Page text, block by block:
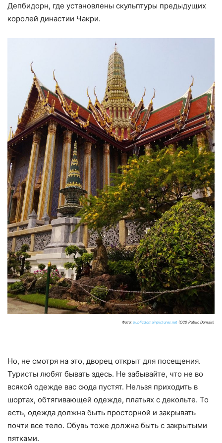
Депбидорн, где установлены скульптуры предыдущих
королей династии Чакри.
Фото: publicdomainpictures.net (CC0 Public Domain)
Но, не смотря на это, дворец открыт для посещения.
Туристы любят бывать здесь. Не забывайте, что не во
всякой одежде вас сюда пустят. Нельзя приходить в
шортах, обтягивающей одежде, платьях с декольте. То
есть, одежда должна быть просторной и закрывать
почти все тело. Обувь тоже должна быть с закрытыми
пятками.